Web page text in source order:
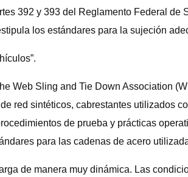
392 y 393 del Reglamento Federal de
los estándares para la sujeción
Web Sling and Tie Down Association
red sintéticos, cabrestantes utilizados
de prueba y prácticas
para las cadenas de acero
de manera muy dinámica. Las